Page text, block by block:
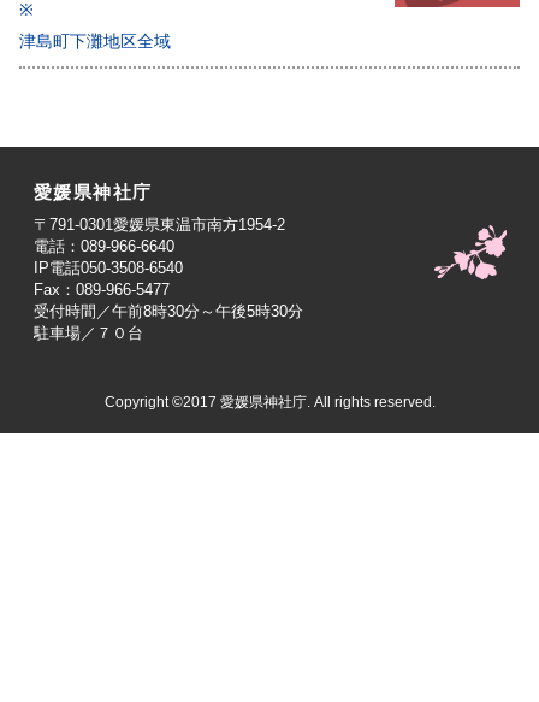
※
津島町下灘地区全域
愛媛県神社庁
〒791-0301愛媛県東温市南方1954-2
電話：089-966-6640
IP電話050-3508-6540
Fax：089-966-5477
受付時間／午前8時30分～午後5時30分
駐車場／７０台
Copyright ©2017 愛媛県神社庁. All rights reserved.